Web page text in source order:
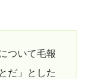
ついて毛報
だ」とした